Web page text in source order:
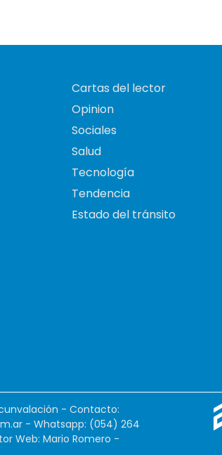
Cartas del lector
Opinion
Sociales
Salud
Tecnología
Tendencia
Estado del tránsito
- Contacto:
- Whatsapp: (054) 264
Web: Mario Romero -